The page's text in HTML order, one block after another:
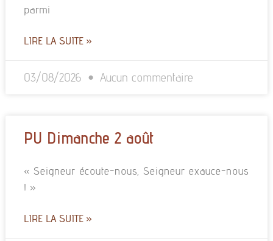
parmi
LIRE LA SUITE »
03/08/2026 Aucun commentaire
PU Dimanche 2 août
« Seigneur écoute-nous, Seigneur exauce-nous
! »
LIRE LA SUITE »